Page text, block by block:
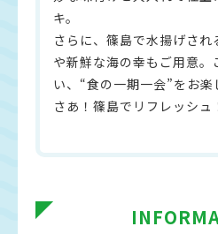
キ。
さらに、篠島で水揚げさ
や新鮮な海の幸もご用意。
い、“食の一期一会”をお楽
さあ！篠島でリフレッシュ